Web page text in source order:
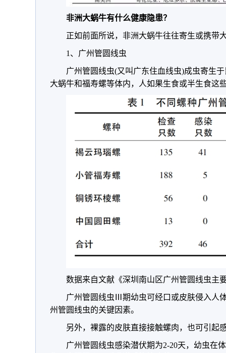
非洲大蜗牛有什么健康隐患？
正如前面所说，非洲大蜗牛往往寄生或携带
1、广州管圆线虫
广州管圆线虫(又叫广东住血线虫)成虫寄生
大蜗牛和福寿螺等体内，人如果生食或半生食这
数据来自文献《深圳南山区广州管圆线虫主
广州管圆线虫Ⅲ期幼虫可经口或皮肤侵入人
州管圆线虫的关键因素。
另外，裸露的皮肤直接接触螺肉，也可引起
广州管圆线虫感染潜伏期为2-20天，幼虫在